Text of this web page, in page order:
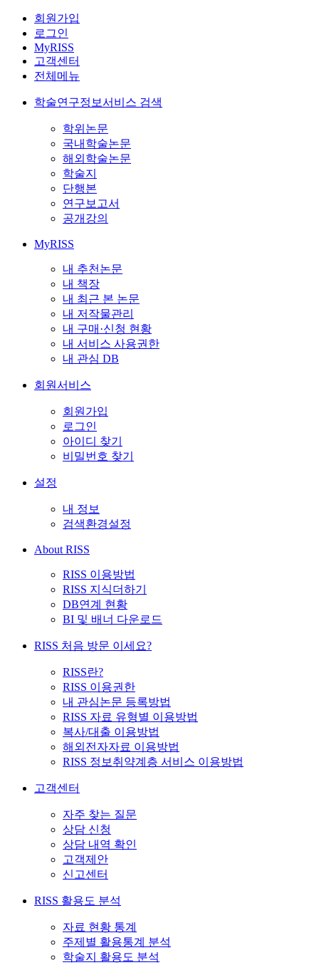
회원가입
로그인
MyRISS
고객센터
전체메뉴
학술연구정보서비스 검색
학위논문
국내학술논문
해외학술논문
학술지
단행본
연구보고서
공개강의
MyRISS
내 추천논문
내 책장
내 최근 본 논문
내 저작물관리
내 구매·신청 현황
내 서비스 사용권한
내 관심 DB
회원서비스
회원가입
로그인
아이디 찾기
비밀번호 찾기
설정
내 정보
검색환경설정
About RISS
RISS 이용방법
RISS 지식더하기
DB연계 현황
BI 및 배너 다운로드
RISS 처음 방문 이세요?
RISS란?
RISS 이용권한
내 관심논문 등록방법
RISS 자료 유형별 이용방법
복사/대출 이용방법
해외전자자료 이용방법
RISS 정보취약계층 서비스 이용방법
고객센터
자주 찾는 질문
상담 신청
상담 내역 확인
고객제안
신고센터
RISS 활용도 분석
자료 현황 통계
주제별 활용통계 분석
학술지 활용도 분석